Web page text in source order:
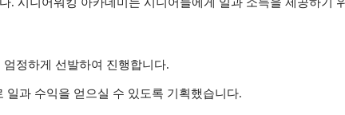
정하게 선발하여 진행합니다.
과 수익을 얻으실 수 있도록 기획했습니다.